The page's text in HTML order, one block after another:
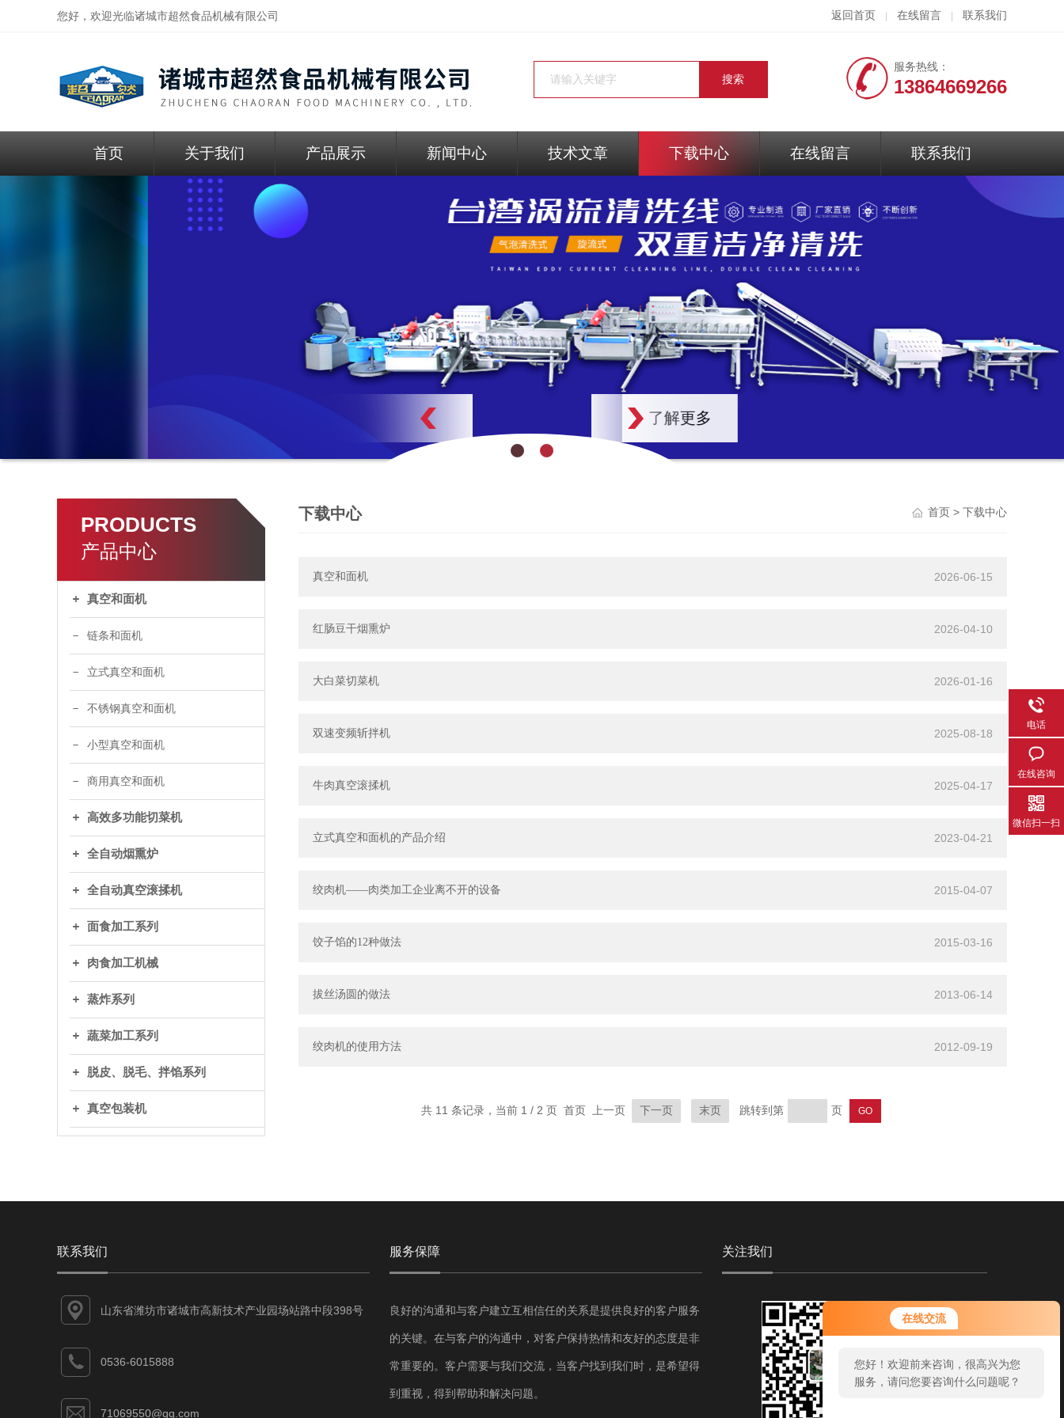
在线交流
您好！欢迎前来咨询，很高兴为您
服务，请问您要咨询什么问题呢？
您好，欢迎光临诸城市超然食品机械有限公司 返回首页 在线留言 联系我们
服务热线：
13864669266
首页 关于我们 产品展示 新闻中心 技术文章 下载中心 在线留言 联系我们
PRODUCTS
产品中心
真空和面机
链条和面机
立式真空和面机
不锈钢真空和面机
小型真空和面机
商用真空和面机
高效多功能切菜机
全自动烟熏炉
全自动真空滚揉机
面食加工系列
肉食加工机械
蒸炸系列
蔬菜加工系列
脱皮、脱毛、拌馅系列
真空包装机
下载中心 首页 > 下载中心
真空和面机 2026-06-15
红肠豆干烟熏炉 2026-04-10
大白菜切菜机 2026-01-16
双速变频斩拌机 2025-08-18
牛肉真空滚揉机 2025-04-17
立式真空和面机的产品介绍 2023-04-21
绞肉机——肉类加工企业离不开的设备 2015-04-07
饺子馅的12种做法 2015-03-16
拔丝汤圆的做法 2013-06-14
绞肉机的使用方法 2012-09-19
共 11 条记录，当前 1 / 2 页 首页 上一页 下一页 末页 跳转到第 页
联系我们
山东省潍坊市诸城市高新技术产业园场站路中段398号
0536-6015888
71069550@qq.com
服务保障
良好的沟通和与客户建立互相信任的关系是提供良好的客户服务
的关键。在与客户的沟通中，对客户保持热情和友好的态度是非
常重要的。客户需要与我们交流，当客户找到我们时，是希望得
到重视，得到帮助和解决问题。
关注我们
电话
在线咨询
微信扫一扫